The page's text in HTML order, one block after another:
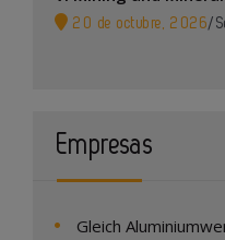
20 de octubre, 2026/
Empresas
Gleich